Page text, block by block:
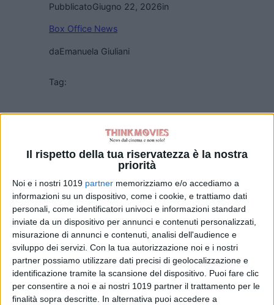
Il rispetto della tua riservatezza è la nostra
priorità
Noi e i nostri 1019 partner memorizziamo e/o accediamo a
informazioni su un dispositivo, come i cookie, e trattiamo dati
personali, come identificatori univoci e informazioni standard
inviate da un dispositivo per annunci e contenuti personalizzati,
misurazione di annunci e contenuti, analisi dell'audience e
sviluppo dei servizi. Con la tua autorizzazione noi e i nostri
partner possiamo utilizzare dati precisi di geolocalizzazione e
identificazione tramite la scansione del dispositivo. Puoi fare clic
per consentire a noi e ai nostri 1019 partner il trattamento per le
finalità sopra descritte. In alternativa puoi accedere a
PubblicatoGiugno 22, 2026in
Box Office News
daEmanuela Giuliani
Tag:
Articoli recenti
House of Dragon
3: James Norton
sulla morte di
Ormund: “Il suo
amore per Daeron
era reale”
di Emanuela Giuliani
Box Office Italia
Weekend dal 6 al
9 Agosto 2026:
Spider-Man:
Brand New Day